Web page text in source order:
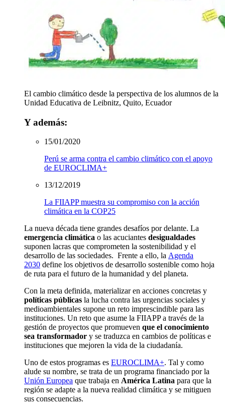
El cambio climático desde la perspectiva de los alumnos de la
Unidad Educativa de Leibnitz, Quito, Ecuador
Y además:
15/01/2020
Perú se arma contra el cambio climático con el apoyo
de EUROCLIMA+
13/12/2019
La FIIAPP muestra su compromiso con la acción
climática en la COP25
La nueva década tiene grandes desafíos por delante. La
emergencia climática o las acuciantes desigualdades
suponen lacras que comprometen la sostenibilidad y el
desarrollo de las sociedades. Frente a ello, la Agenda
2030 define los objetivos de desarrollo sostenible como hoja
de ruta para el futuro de la humanidad y del planeta.
Con la meta definida, materializar en acciones concretas y
políticas públicas la lucha contra las urgencias sociales y
medioambientales supone un reto imprescindible para las
instituciones. Un reto que asume la FIIAPP a través de la
gestión de proyectos que promueven que el conocimiento
sea transformador y se traduzca en cambios de políticas e
instituciones que mejoren la vida de la ciudadanía.
Uno de estos programas es EUROCLIMA+. Tal y como
alude su nombre, se trata de un programa financiado por la
Unión Europea que trabaja en América Latina para que la
región se adapte a la nueva realidad climática y se mitiguen
sus consecuencias.